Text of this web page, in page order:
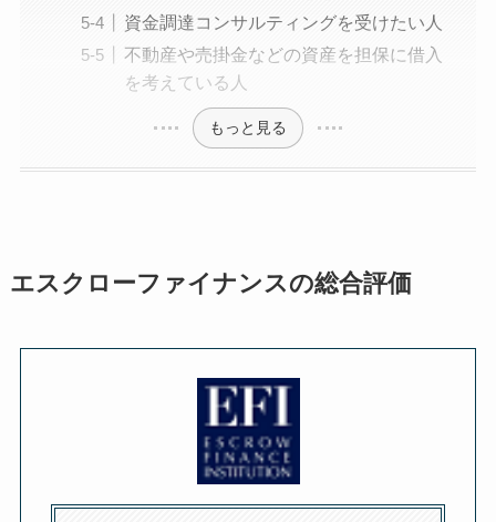
資金調達コンサルティングを受けたい人
不動産や売掛金などの資産を担保に借入
を考えている人
もっと見る
エスクローファイナンスの総合評価